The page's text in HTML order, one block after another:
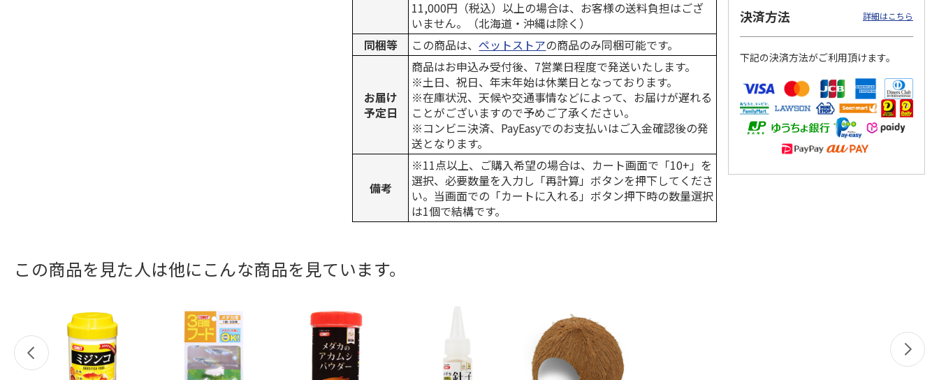
11,000円（税込）以上の場合は、お客様の送料負担はござ
いません。（北海道・沖縄は除く）
同梱等
この商品は、ペットストアの商品のみ同梱可能です。
お届け
予定日
商品はお申込み受付後、7営業日程度で発送いたします。
※土日、祝日、年末年始は休業日となっております。
※在庫状況、天候や交通事情などによって、お届けが遅れる
ことがございますので予めご了承ください。
※コンビニ決済、PayEasyでのお支払いはご入金確認後の発
送となります。
備考
※11点以上、ご購入希望の場合は、カート画面で「10+」を
選択、必要数量を入力し「再計算」ボタンを押下してくださ
い。当画面での「カートに入れる」ボタン押下時の数量選択
は1個で結構です。
決済方法 詳細はこちら
下記の決済方法がご利用頂けます。
この商品を見た人は他にこんな商品を見ています。